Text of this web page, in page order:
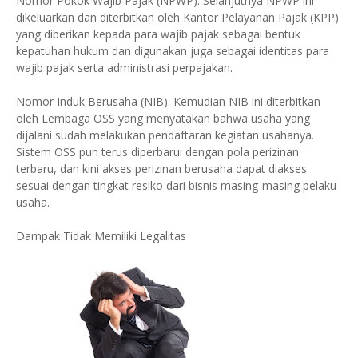
dikeluarkan dan diterbitkan oleh Kantor Pelayanan Pajak (KPP)
yang diberikan kepada para wajib pajak sebagai bentuk
kepatuhan hukum dan digunakan juga sebagai identitas para
wajib pajak serta administrasi perpajakan.
Nomor Induk Berusaha (NIB). Kemudian NIB ini diterbitkan
oleh Lembaga OSS yang menyatakan bahwa usaha yang
dijalani sudah melakukan pendaftaran kegiatan usahanya.
Sistem OSS pun terus diperbarui dengan pola perizinan
terbaru, dan kini akses perizinan berusaha dapat diakses
sesuai dengan tingkat resiko dari bisnis masing-masing pelaku
usaha.
Dampak Tidak Memiliki Legalitas